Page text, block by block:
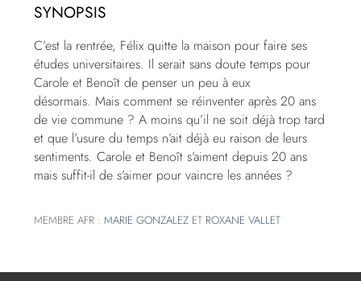
SYNOPSIS
C’est la rentrée, Félix quitte la maison pour faire ses
études universitaires. Il serait sans doute temps pour
Carole et Benoît de penser un peu à eux
désormais. Mais comment se réinventer après 20 ans
de vie commune ? A moins qu’il ne soit déjà trop tard
et que l’usure du temps n’ait déjà eu raison de leurs
sentiments. Carole et Benoît s’aiment depuis 20 ans
mais suffit-il de s’aimer pour vaincre les années ?
MEMBRE AFR :MARIE GONZALEZ ET ROXANE VALLET